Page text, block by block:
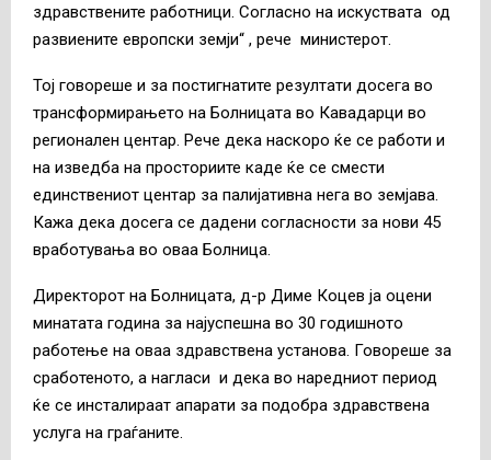
здравствените работници. Согласно на искуствата од
развиените европски земји“ , рече министерот.
Тој говореше и за постигнатите резултати досега во
трансформирањето на Болницата во Кавадарци во
регионален центар. Рече дека наскоро ќе се работи и
на изведба на просториите каде ќе се смести
единствениот центар за палијативна нега во земјава.
Кажа дека досега се дадени согласности за нови 45
вработувања во оваа Болница.
Директорот на Болницата, д-р Диме Коцев ја оцени
минатата година за најуспешна во 30 годишното
работење на оваа здравствена установа. Говореше за
сработеното, а нагласи и дека во наредниот период
ќе се инсталираат апарати за подобра здравствена
услуга на граѓаните.